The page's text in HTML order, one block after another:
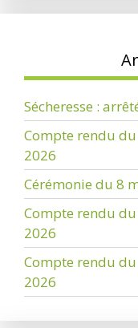
Sécheresse :
Compte rendu
2026
Cérémonie du 8
Compte rendu
2026
Compte rendu
2026